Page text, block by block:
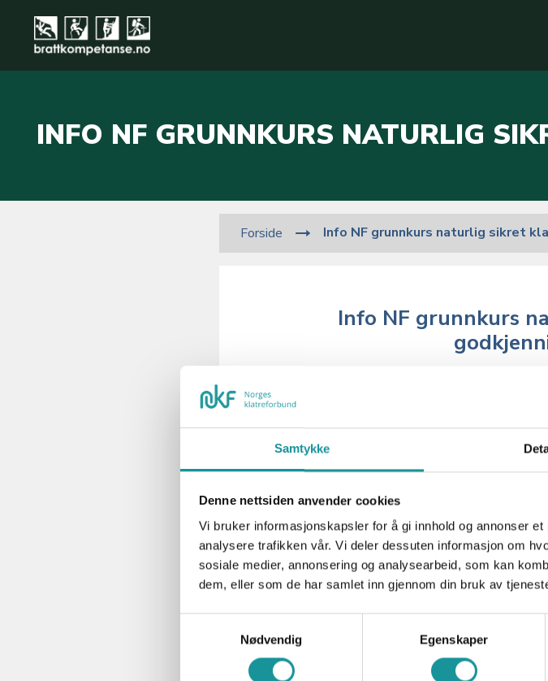
Samtykke
Denne nettsiden anvender cookies
Vi bruker informasjonskapsler for å gi innhold og annonser
analysere trafikken vår. Vi deler dessuten informasjon om
sosiale medier, annonsering og analysearbeid, som kan
dem, eller som de har samlet inn gjennom din bruk av
Nødvendig
Egenskaper
INFO NF GRUNNKURS NATURLIG
Forside Info NF grunnkurs naturlig sikret
Info NF grunnkurs
godkjenningsbevis av grunnkurset ditt
kompetansedatabase.
Godkjenningsbeviset for grunnkurs
deg å søke forhåndsgodkjenning
metodekurs klatring og starte
lavland/høyfjell.